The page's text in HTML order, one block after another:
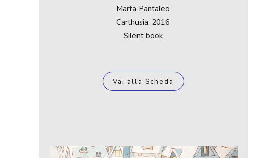
Marta Pantaleo
Carthusia, 2016
Silent book
Vai alla Scheda